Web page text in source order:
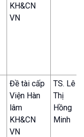
KH&CN
VN
Đề tài cấp
Viện Hàn
lâm
KH&CN
VN
TS. Lê
Thị
Hồng
Minh